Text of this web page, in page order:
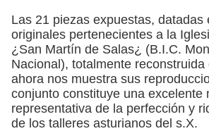
Las 21 piezas expuestas, datadas
originales pertenecientes a la
¿San Martín de Salas¿ (B.I.C.
Nacional), totalmente reconstruida
ahora nos muestra sus
conjunto constituye una excelente
representativa de la perfección y
de los talleres asturianos del s.X.